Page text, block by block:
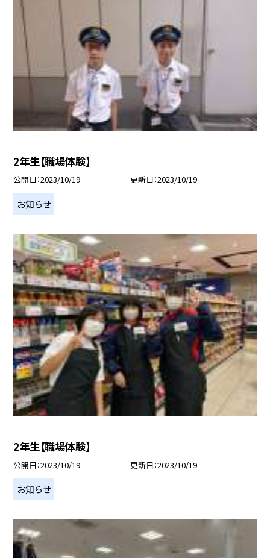
2年生【職場体験】
公開日 2023/10/19 更新日 2023/10/19
お知らせ
2年生【職場体験】
公開日 2023/10/19 更新日 2023/10/19
お知らせ